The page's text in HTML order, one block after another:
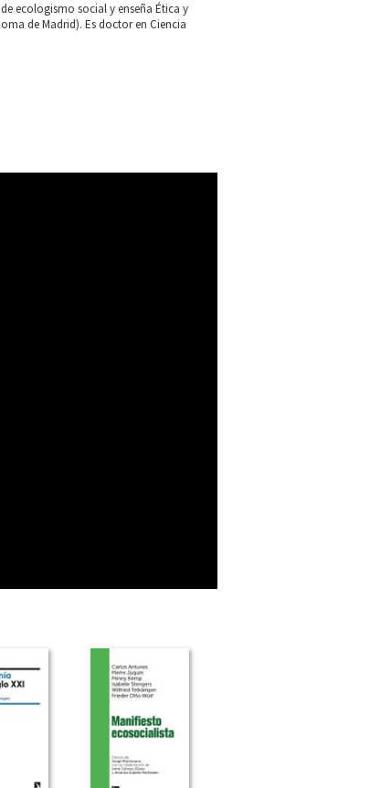
ecologismo social y enseña Ética y
de Madrid). Es doctor en Ciencia